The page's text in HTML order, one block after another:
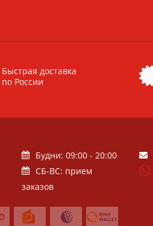
Быстрая доставка
по России
Будни: 09:00 - 20:00
СБ-ВС: прием
заказов